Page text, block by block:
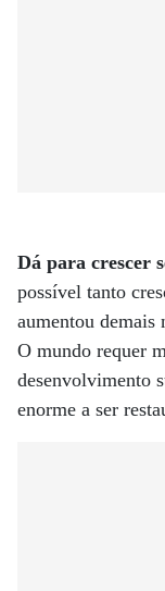
Dá para crescer
possível tanto
aumentou demais
O mundo requer
desenvolvimento
enorme a ser